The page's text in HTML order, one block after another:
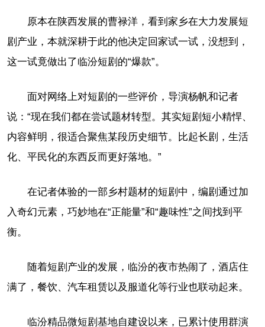
原本在陕西发展的曹禄洋，看到家乡在大力发展短
剧产业，本就深耕于此的他决定回家试一试，没想到，
这一试竟做出了临汾短剧的“爆款”。
面对网络上对短剧的一些评价，导演杨帆和记者
说：“现在我们都在尝试题材转型。其实短剧短小精悍、
内容鲜明，很适合聚焦某段历史细节。比起长剧，生活
化、平民化的东西反而更好落地。”
在记者体验的一部乡村题材的短剧中，编剧通过加
入奇幻元素，巧妙地在“正能量”和“趣味性”之间找到平
衡。
随着短剧产业的发展，临汾的夜市热闹了，酒店住
满了，餐饮、汽车租赁以及服道化等行业也联动起来。
临汾精品微短剧基地自建设以来，已累计使用群演